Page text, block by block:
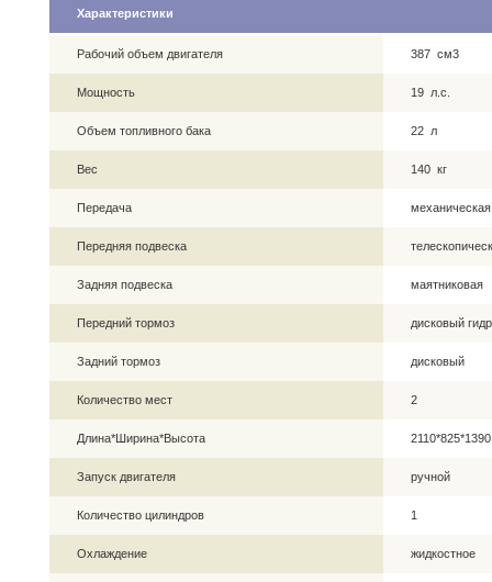
Характеристики
Рабочий объем двигателя 387 см3
Мощность 19 л.с.
Объем топливного бака 22 л
Вес 140 кг
Передача
Передняя подвеска
Задняя подвеска маятниковая
Передний тормоз дисковый
Задний тормоз дисковый
Количество мест 2
Длина*Ширина*Высота
Запуск двигателя ручной
Количество цилиндров 1
Охлаждение жидкостное